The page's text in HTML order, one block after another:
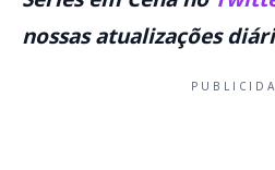
nossas atualizações